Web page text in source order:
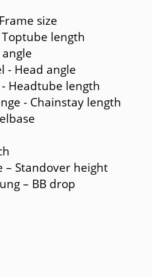
size
length
- Head angle
Headtube length
- Chainstay length
– Standover height
– BB drop